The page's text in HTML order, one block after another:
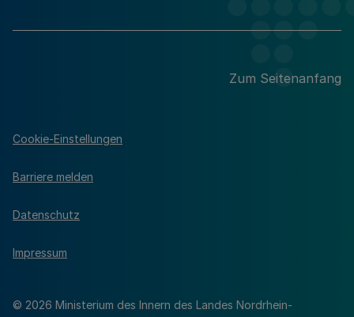
Zum Seitenanfang
© 2026 Ministerium des Innern des Landes Nordrhein-
Cookie-Einstellungen
Barriere melden
Datenschutz
Impressum